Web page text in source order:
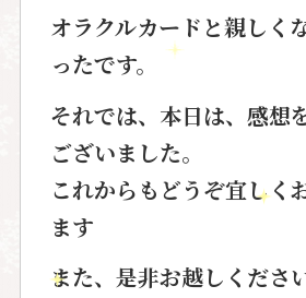
オラクルカードと親しく
ったです。
それでは、本日は、感想
ございました。
これからもどうぞ宜しく
ます
また、是非お越しくださ